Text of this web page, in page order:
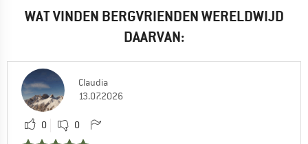
WAT VINDEN BERGVRIENDEN WERELDWIJD
DAARVAN:
Claudia
13.07.2026
0 0